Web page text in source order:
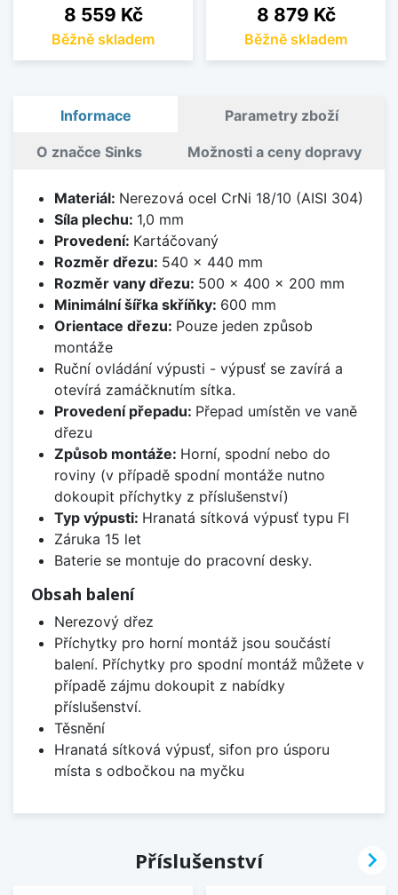
Cena
8 559 Kč
Běžně skladem
Cena
8 879 Kč
Běžně skladem
Informace Parametry zboží
O značce Sinks Možnosti a ceny dopravy
Materiál: Nerezová ocel CrNi 18/10 (AISI 304)
Síla plechu: 1,0 mm
Provedení: Kartáčovaný
Rozměr dřezu: 540 x 440 mm
Rozměr vany dřezu: 500 x 400 x 200 mm
Minimální šířka skříňky: 600 mm
Orientace dřezu: Pouze jeden způsob
montáže
Ruční ovládání výpusti - výpusť se zavírá a
otevírá zamáčknutím sítka.
Provedení přepadu: Přepad umístěn ve vaně
dřezu
Způsob montáže: Horní, spodní nebo do
roviny (v případě spodní montáže nutno
dokoupit příchytky z příslušenství)
Typ výpusti: Hranatá sítková výpusť typu FI
Záruka 15 let
Baterie se montuje do pracovní desky.
Obsah balení
Nerezový dřez
Příchytky pro horní montáž jsou součástí
balení. Příchytky pro spodní montáž můžete v
případě zájmu dokoupit z nabídky
příslušenství.
Těsnění
Hranatá sítková výpusť, sifon pro úsporu
místa s odbočkou na myčku
Příslušenství 